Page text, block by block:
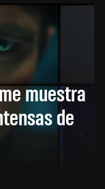
muestra
de